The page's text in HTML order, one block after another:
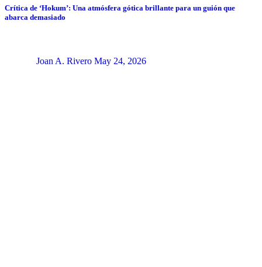
Crítica de ‘Hokum’: Una atmósfera gótica brillante para un guión que
abarca demasiado
Joan A. Rivero May 24, 2026